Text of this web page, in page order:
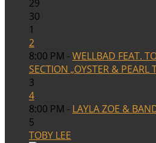
29
30
1
2
8:00 PM -WELLBAD FEAT.
SECTION „OYSTER & PEARL
3
4
8:00 PM - LAYLA ZOE &
5
TOBY LEE